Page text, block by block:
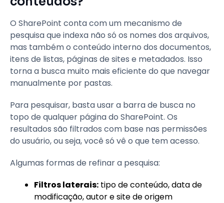
O SharePoint conta com um mecanismo de
pesquisa que indexa não só os nomes dos arquivos,
mas também o conteúdo interno dos documentos,
itens de listas, páginas de sites e metadados. Isso
torna a busca muito mais eficiente do que navegar
manualmente por pastas.
Para pesquisar, basta usar a barra de busca no
topo de qualquer página do SharePoint. Os
resultados são filtrados com base nas permissões
do usuário, ou seja, você só vê o que tem acesso.
Algumas formas de refinar a pesquisa:
Filtros laterais: tipo de conteúdo, data de
modificação, autor e site de origem